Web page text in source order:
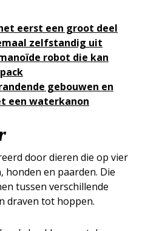
eerst een groot deel
zelfstandig uit
robot die kan
gebouwen en
een waterkanon
door dieren die op vier
honden en paarden. Die
tussen verschillende
draven tot hoppen.